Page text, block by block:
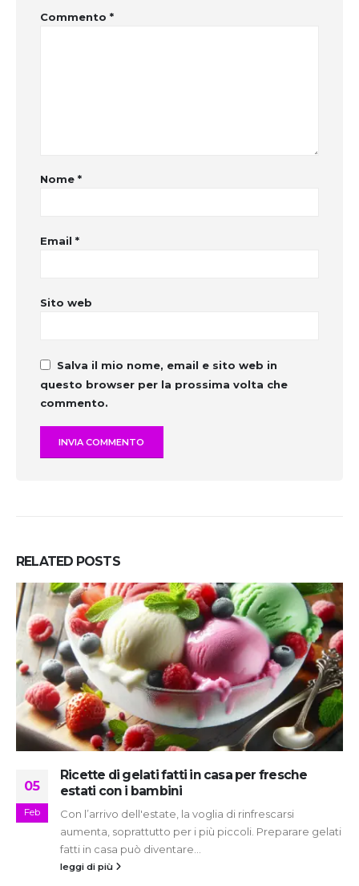
Commento *
Nome *
Email *
Sito web
Salva il mio nome, email e sito web in
questo browser per la prossima volta che
commento.
RELATED POSTS
05
Feb
Ricette di gelati fatti in casa per fresche
estati con i bambini
Con l’arrivo dell'estate, la voglia di rinfrescarsi
aumenta, soprattutto per i più piccoli. Preparare gelati
fatti in casa può diventare...
leggi di più